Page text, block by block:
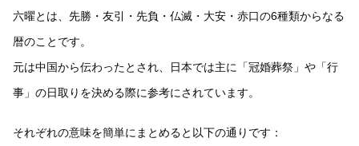
六曜とは、先勝・友引・先負・仏滅・大安・赤口の6種類からなる
暦のことです。
元は中国から伝わったとされ、日本では主に「冠婚葬祭」や「行
事」の日取りを決める際に参考にされています。
それぞれの意味を簡単にまとめると以下の通りです：